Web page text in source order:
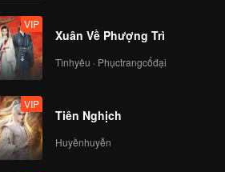
117
VIP
Xuân Về Phượng Trì
Tìnhyêu · Phụctrangcổđại
VIP
Tiên Nghịch
Huyềnhuyễn